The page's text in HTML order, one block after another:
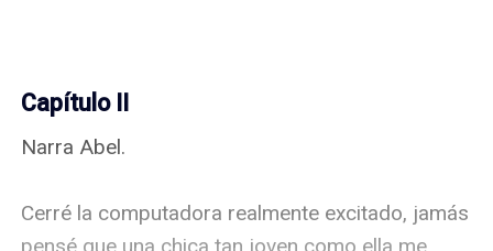
Capítulo II
Narra Abel.
Cerré la computadora realmente excitado, jamás
pensé que una chica tan joven como ella me